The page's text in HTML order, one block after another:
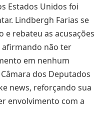
Estados Unidos foi
Lindbergh Farias se
e rebateu as acusações
afirmando não ter
em nenhum
dos Deputados
news, reforçando sua
envolvimento com a